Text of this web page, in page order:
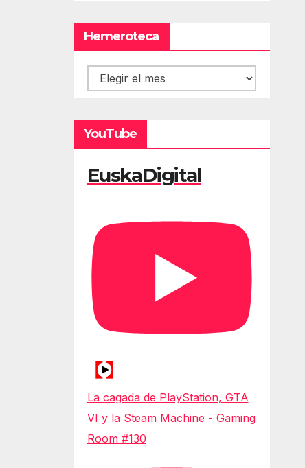
Hemeroteca
Hemeroteca
YouTube
EuskaDigital
La cagada de PlayStation, GTA
VI y la Steam Machine - Gaming
Room #130